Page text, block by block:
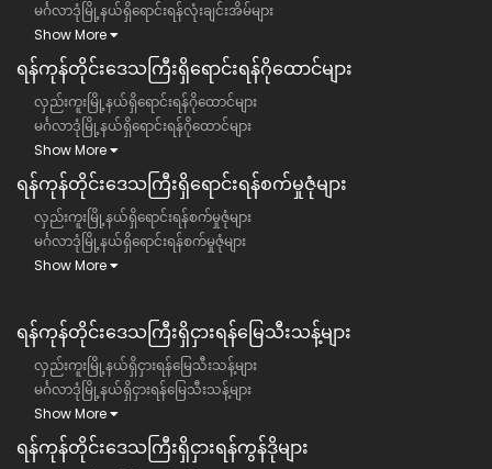
မင်္ဂလာဒုံမြို့နယ်ရှိရောင်းရန်လုံးချင်းအိမ်များ
Show More
ရန်ကုန်တိုင်းဒေသကြီး​ရှိရောင်းရန်ဂိုထောင်များ
လှည်းကူးမြို့နယ်ရှိရောင်းရန်ဂိုထောင်များ
မင်္ဂလာဒုံမြို့နယ်ရှိရောင်းရန်ဂိုထောင်များ
Show More
ရန်ကုန်တိုင်းဒေသကြီး​ရှိရောင်းရန်စက်မှုဇုံများ
လှည်းကူးမြို့နယ်ရှိရောင်းရန်စက်မှုဇုံများ
မင်္ဂလာဒုံမြို့နယ်ရှိရောင်းရန်စက်မှုဇုံများ
Show More
ရန်ကုန်တိုင်းဒေသကြီး​​ရှိငှားရန်မြေသီးသန့်များ
လှည်းကူးမြို့နယ်ရှိငှားရန်မြေသီးသန့်များ
မင်္ဂလာဒုံမြို့နယ်ရှိငှားရန်မြေသီးသန့်များ
Show More
ရန်ကုန်တိုင်းဒေသကြီး​​ရှိငှားရန်ကွန်ဒိုများ